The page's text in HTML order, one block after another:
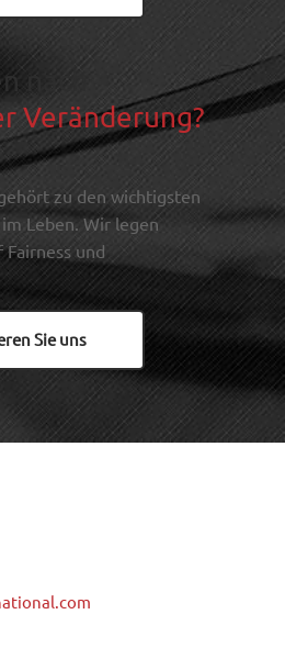
nach
Veränderung?
zu den wichtigsten
Leben. Wir legen
und
Sie uns